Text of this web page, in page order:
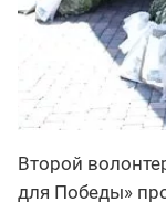
Второй
для Победы»